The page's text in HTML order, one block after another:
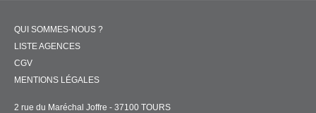
QUI SOMMES-NOUS ?
LISTE AGENCES
CGV
MENTIONS LÉGALES
2 rue du Maréchal Joffre - 37100 TOURS